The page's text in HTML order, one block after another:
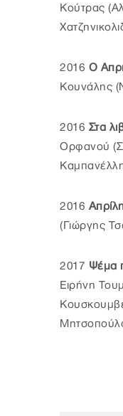
Κούτρας
2016 Ο
Κουνάλης
2016 Στα
Ορφανού
2016
(Γιώργης
2017 Ψέμα
Ειρήνη